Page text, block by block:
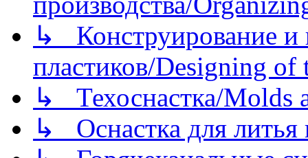
↳ Конструирование и
пластиков/Designing of
↳ Техоснастка/Molds
↳ Оснастка для литья